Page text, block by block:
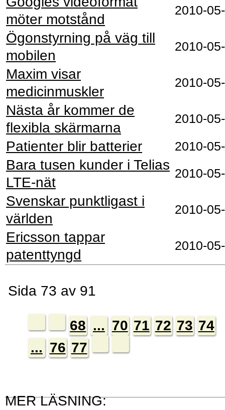
möter motstånd
Ögonstyrning på väg till
mobilen
Maxim visar
medicinmuskler
Nästa år kommer de
flexibla skärmarna
Patienter blir batterier
Bara tusen kunder i Telias
LTE-nät
Svenskar punktligast i
världen
Ericsson tappar
patenttyngd
Sida 73 av 91
68 ... 70 71 72 73 74
... 76 77